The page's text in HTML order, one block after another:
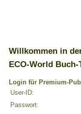
Willkommen in
ECO-World Buch-
Login für Premium-
User-ID:
Passwort: